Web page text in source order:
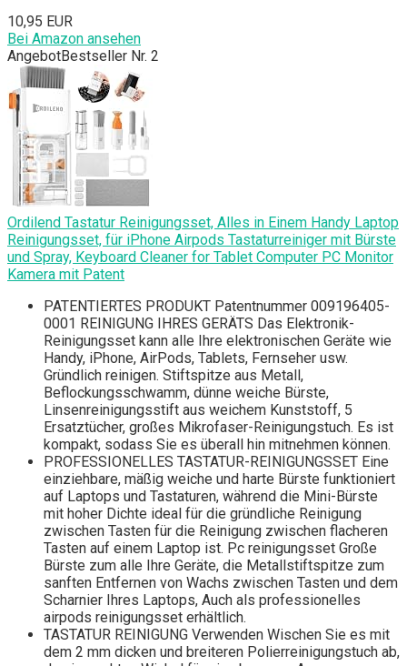
10,95 EUR
Bei Amazon ansehen
AngebotBestseller Nr. 2
Ordilend Tastatur Reinigungsset, Alles in Einem Handy Laptop
Reinigungsset, für iPhone Airpods Tastaturreiniger mit Bürste
und Spray, Keyboard Cleaner for Tablet Computer PC Monitor
Kamera mit Patent
PATENTIERTES PRODUKT Patentnummer 009196405-
0001 REINIGUNG IHRES GERÄTS Das Elektronik-
Reinigungsset kann alle Ihre elektronischen Geräte wie
Handy, iPhone, AirPods, Tablets, Fernseher usw.
Gründlich reinigen. Stiftspitze aus Metall,
Beflockungsschwamm, dünne weiche Bürste,
Linsenreinigungsstift aus weichem Kunststoff, 5
Ersatztücher, großes Mikrofaser-Reinigungstuch. Es ist
kompakt, sodass Sie es überall hin mitnehmen können.
PROFESSIONELLES TASTATUR-REINIGUNGSSET Eine
einziehbare, mäßig weiche und harte Bürste funktioniert
auf Laptops und Tastaturen, während die Mini-Bürste
mit hoher Dichte ideal für die gründliche Reinigung
zwischen Tasten für die Reinigung zwischen flacheren
Tasten auf einem Laptop ist. Pc reinigungsset Große
Bürste zum alle Ihre Geräte, die Metallstiftspitze zum
sanften Entfernen von Wachs zwischen Tasten und dem
Scharnier Ihres Laptops, Auch als professionelles
airpods reinigungsset erhältlich.
TASTATUR REINIGUNG Verwenden Wischen Sie es mit
dem 2 mm dicken und breiteren Polierreinigungstuch ab,